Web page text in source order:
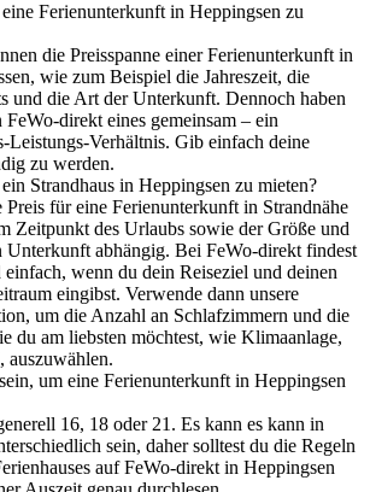
Ferienunterkunft in Heppingsen zu
die Preisspanne einer Ferienunterkunft in
wie zum Beispiel die Jahreszeit, die
und die Art der Unterkunft. Dennoch haben
direkt eines gemeinsam – ein
Leistungs-Verhältnis. Gib einfach deine
zu werden.
Strandhaus in Heppingsen zu mieten?
für eine Ferienunterkunft in Strandnähe
Zeitpunkt des Urlaubs sowie der Größe und
Unterkunft abhängig. Bei FeWo-direkt findest
einfach, wenn du dein Reiseziel und deinen
eingibst. Verwende dann unsere
um die Anzahl an Schlafzimmern und die
du am liebsten möchtest, wie Klimaanlage,
um eine Ferienunterkunft in Heppingsen
16, 18 oder 21. Es kann es kann in
sein, daher solltest du die Regeln
auf FeWo-direkt in Heppingsen